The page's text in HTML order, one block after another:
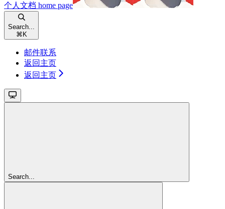
个人文档 home page
Search...
⌘ K
邮件联系
返回主页
返回主页
Search...